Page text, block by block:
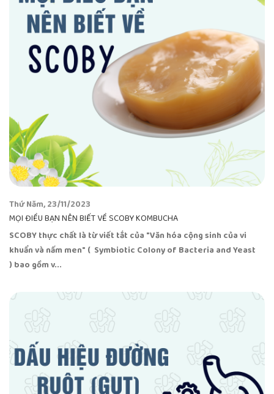
Thứ Năm, 23/11/2023
MỌI ĐIỀU BẠN NÊN BIẾT VỀ SCOBY KOMBUCHA
SCOBY thực chất là từ viết tắt của "Văn hóa cộng sinh của vi
khuẩn và nấm men" ( Symbiotic Colony of Bacteria and Yeast
) bao gồm v...